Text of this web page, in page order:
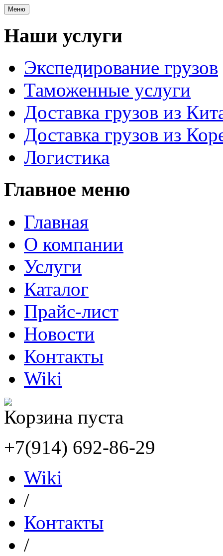
Меню
Наши услуги
Экспедирование грузов
Таможенные услуги
Доставка грузов из
Доставка грузов из
Логистика
Главное меню
Главная
О компании
Услуги
Каталог
Прайс-лист
Новости
Контакты
Wiki
Корзина пуста
+7(914) 692-86-29
Wiki
/
Контакты
/